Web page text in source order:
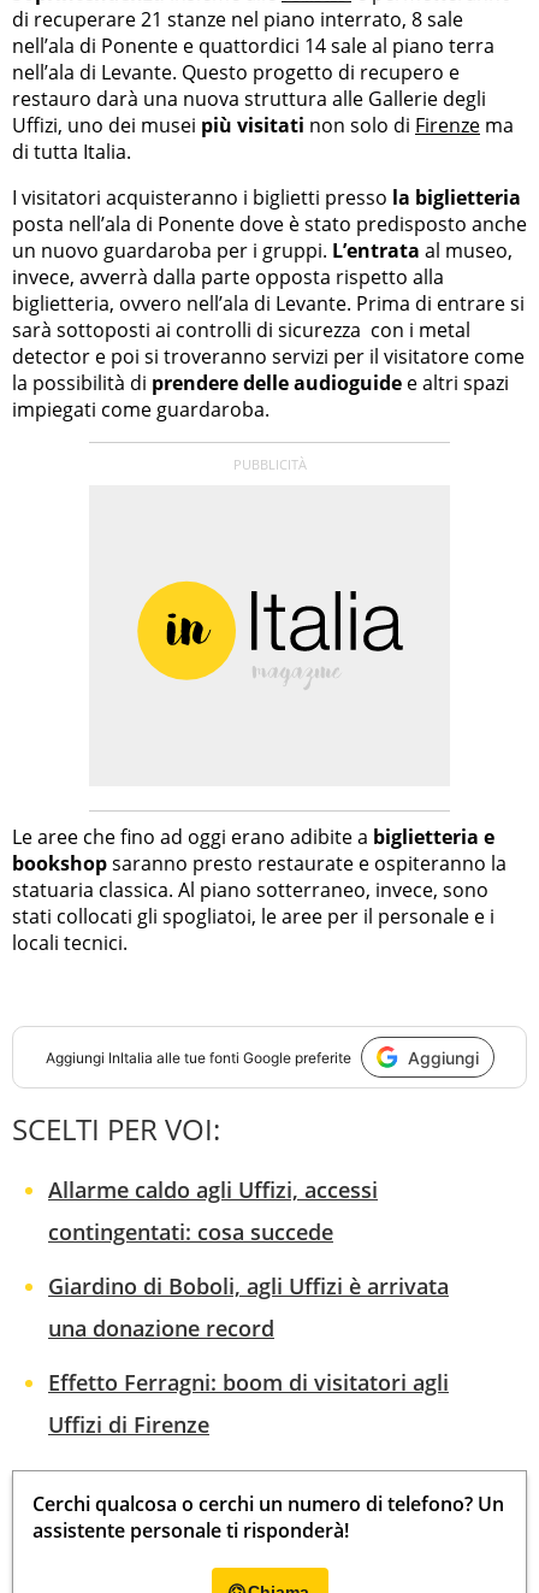
di recuperare 21 stanze nel piano interrato, 8 sale
nell’ala di Ponente e quattordici 14 sale al piano terra
nell’ala di Levante. Questo progetto di recupero e
restauro darà una nuova struttura alle Gallerie degli
Uffizi, uno dei musei più visitati non solo di Firenze ma
di tutta Italia.
I visitatori acquisteranno i biglietti presso la biglietteria
posta nell’ala di Ponente dove è stato predisposto anche
un nuovo guardaroba per i gruppi. L’entrata al museo,
invece, avverrà dalla parte opposta rispetto alla
biglietteria, ovvero nell’ala di Levante. Prima di entrare si
sarà sottoposti ai controlli di sicurezza con i metal
detector e poi si troveranno servizi per il visitatore come
la possibilità di prendere delle audioguide e altri spazi
impiegati come guardaroba.
Le aree che fino ad oggi erano adibite a biglietteria e
bookshopsaranno presto restaurate e ospiteranno la
statuaria classica. Al piano sotterraneo, invece, sono
stati collocati gli spogliatoi, le aree per il personale e i
locali tecnici.
Aggiungi InItalia alle tue fonti Google preferite Aggiungi
SCELTI PER VOI:
Allarme caldo agli Uffizi, accessi
contingentati: cosa succede
Giardino di Boboli, agli Uffizi è arrivata
una donazione record
Effetto Ferragni: boom di visitatori agli
Uffizi di Firenze
Cerchi qualcosa o cerchi un numero di telefono? Un
assistente personale ti risponderà!